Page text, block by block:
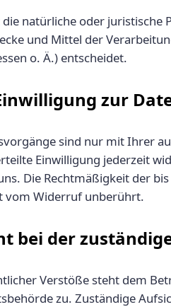
natürliche oder juristische
und Mittel der
o. Ä.) entscheidet.
zur
sind nur mit Ihrer
Einwilligung jederzeit
Die Rechtmäßigkeit der
vom Widerruf unberührt.
bei der
Verstöße steht dem
zu. Zuständige